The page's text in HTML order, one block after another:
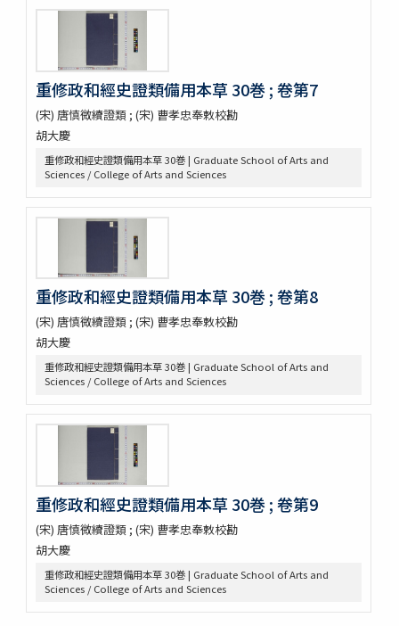
本草和名索引
本草從新 18巻總義1巻 / (清) 呉儀洛 [撰]
袖珍鑑本草綱目 / [前田利保著]
魚類, 禽類, 草木, 和漢譯名
三物考
大成真寫譜
紫藤園攷證 / 源翠嶽鑒定
有毒便覧
田中芳男君七六展覽會記念誌
錦窠翁耋筵誌
錦窠翁九十賀壽博物會誌 / 伊藤篤太郎編
多識會誌
伊藤圭介履歴
救荒野譜記聞
艸木圖説 / 飯沼慾齋著 ; 田中芳男, 小野職愨増訂
本草圖譜 / 潅園岩崎常正著 ; 飯田藏太郎編纂
本草圖譜 / 岩崎常正著
瓶史草木備考
植物漢名鑑
寫生本草書
詩経草木觧 / 小野蕙畝識孝選
香山采種 / 鶴鳴竹内又玄 [撰]
有用植物圖説 / 田中芳男, 小野職愨撰 ; 曲直瀬愛, 小森頼信校 ; 服部
雪斎図画
古今要覽稿 / [屋代弘賢著]
梅品 / 怡顔齋松岡先生著
重修政和經史證類備用本草 30巻 ; 卷第7
(宋) 唐慎微續證類 ; (宋) 曹孝忠奉敕校勘
胡大慶
重修政和經史證類備用本草 30巻 | Graduate School of Arts and
Sciences / College of Arts and Sciences
重修政和經史證類備用本草 30巻 ; 卷第8
(宋) 唐慎微續證類 ; (宋) 曹孝忠奉敕校勘
胡大慶
重修政和經史證類備用本草 30巻 | Graduate School of Arts and
Sciences / College of Arts and Sciences
重修政和經史證類備用本草 30巻 ; 卷第9
(宋) 唐慎微續證類 ; (宋) 曹孝忠奉敕校勘
胡大慶
重修政和經史證類備用本草 30巻 | Graduate School of Arts and
Sciences / College of Arts and Sciences